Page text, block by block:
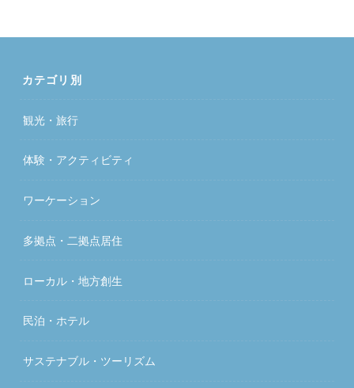
カテゴリ別
観光・旅行
体験・アクティビティ
ワーケーション
多拠点・二拠点居住
ローカル・地方創生
民泊・ホテル
サステナブル・ツーリズム